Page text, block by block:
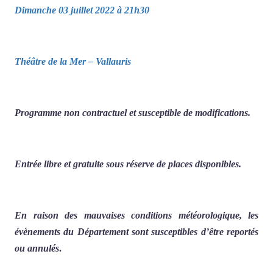
Dimanche 03 juillet 2022 à 21h30
Théâtre de la Mer – Vallauris
Programme non contractuel et susceptible de modifications.
Entrée libre et gratuite sous réserve de places disponibles.
En raison des mauvaises conditions météorologique, les
évènements du Département sont susceptibles d’être reportés
ou annulés.